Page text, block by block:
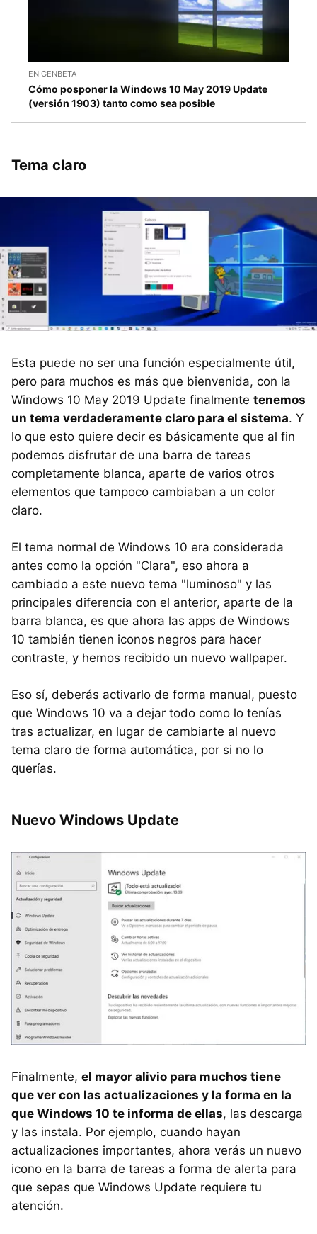
EN GENBETA
Cómo posponer la Windows 10 May 2019 Update
(versión 1903) tanto como sea posible
Tema claro
Esta puede no ser una función especialmente útil,
pero para muchos es más que bienvenida, con la
Windows 10 May 2019 Update finalmente tenemos
un tema verdaderamente claro para el sistema. Y
lo que esto quiere decir es básicamente que al fin
podemos disfrutar de una barra de tareas
completamente blanca, aparte de varios otros
elementos que tampoco cambiaban a un color
claro.
El tema normal de Windows 10 era considerada
antes como la opción "Clara", eso ahora a
cambiado a este nuevo tema "luminoso" y las
principales diferencia con el anterior, aparte de la
barra blanca, es que ahora las apps de Windows
10 también tienen iconos negros para hacer
contraste, y hemos recibido un nuevo wallpaper.
Eso sí, deberás activarlo de forma manual, puesto
que Windows 10 va a dejar todo como lo tenías
tras actualizar, en lugar de cambiarte al nuevo
tema claro de forma automática, por si no lo
querías.
Nuevo Windows Update
Finalmente, el mayor alivio para muchos tiene
que ver con las actualizaciones y la forma en la
que Windows 10 te informa de ellas, las descarga
y las instala. Por ejemplo, cuando hayan
actualizaciones importantes, ahora verás un nuevo
icono en la barra de tareas a forma de alerta para
que sepas que Windows Update requiere tu
atención.